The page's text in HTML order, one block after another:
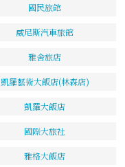
國民旅館
威尼斯汽車旅館
雅舍旅店
凱羅藝術大飯店(林森店)
凱羅大飯店
國際大旅社
雅格大飯店